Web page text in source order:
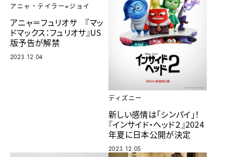
アニャ・テイラー=ジョイ
アニャ＝フュリオサ 『マッ
ドマックス：フュリオサ』US
版予告が解禁
2023.12.04
ディズニー
新しい感情は「シンパイ」！
『インサイド・ヘッド２』2024
年夏に日本公開が決定
2023.12.05